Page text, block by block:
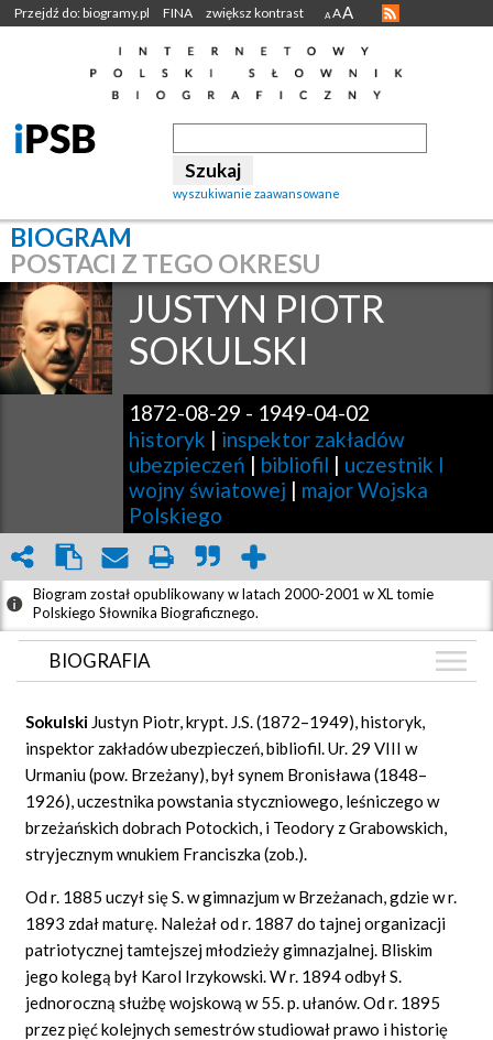
Przejdź do: biogramy.pl FINA zwiększ kontrast A AA
wyszukiwanie zaawansowane
BIOGRAM
POSTACI Z TEGO OKRESU
JUSTYN PIOTR
SOKULSKI
1872-08-29 - 1949-04-02
historyk | inspektor zakładów
ubezpieczeń | bibliofil | uczestnik I
wojny światowej | major Wojska
Polskiego
Biogram został opublikowany w latach 2000-2001 w XL tomie
Polskiego Słownika Biograficznego.
BIOGRAFIA
ZDJĘCIA (2)
GRAF POWIĄZAŃ
DYSKUSJA
Mapa
Sokulski Justyn Piotr, krypt. J.S. (1872–1949), historyk,
inspektor zakładów ubezpieczeń, bibliofil. Ur. 29 VIII w
Urmaniu (pow. Brzeżany), był synem Bronisława (1848–
1926), uczestnika powstania styczniowego, leśniczego w
brzeżańskich dobrach Potockich, i Teodory z Grabowskich,
stryjecznym wnukiem Franciszka (zob.).
Od r. 1885 uczył się S. w gimnazjum w Brzeżanach, gdzie w r.
1893 zdał maturę. Należał od r. 1887 do tajnej organizacji
patriotycznej tamtejszej młodzieży gimnazjalnej. Bliskim
jego kolegą był Karol Irzykowski. W r. 1894 odbył S.
jednoroczną służbę wojskową w 55. p. ułanów. Od r. 1895
przez pięć kolejnych semestrów studiował prawo i historię